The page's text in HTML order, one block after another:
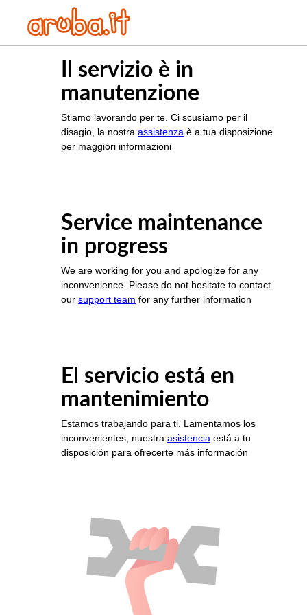
Il servizio è in
manutenzione
Stiamo lavorando per te. Ci scusiamo per il
disagio, la nostra assistenza è a tua disposizione
per maggiori informazioni
Service maintenance
in progress
We are working for you and apologize for any
inconvenience. Please do not hesitate to contact
our support team for any further information
El servicio está en
mantenimiento
Estamos trabajando para ti. Lamentamos los
inconvenientes, nuestra asistencia está a tu
disposición para ofrecerte más información